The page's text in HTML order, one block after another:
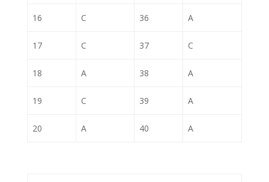
16 C 36 A
17 C 37 C
18 A 38 A
19 C 39 A
20 A 40 A